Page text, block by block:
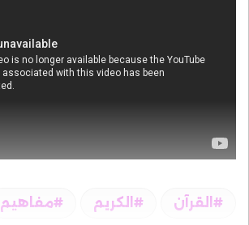
القرآن الكريم مفاهيم